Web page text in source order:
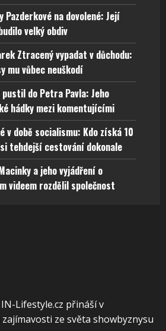
Pazderkové na dovolené: Její
velký obdiv
Ztracený vypadat v důchodu:
mu vůbec neuškodí
do Petra Pavla: Jeho
hádky mezi komentujícími
v době socialismu: Kdo získá 10
tehdejší cestování dokonale
a jeho vyjádření o
videem rozdělil společnost
Lifestyle.cz přináší v
ze světa showbyznysu